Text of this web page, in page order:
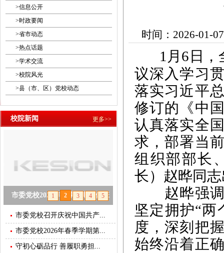
时间：2026-01-07
1月6日
议深入学习
落实习近平
修订的《中
认真落实全
求，部署当
组织部部长
长）赵晔同
赵晔强调
坚定拥护“两
度，深刻把
始终沿着正
>信息公开
>时政要闻
>省市动态
>热点话题
>学术交流
>校院风光
>县（市、区）党校动态
校院新闻 更多>>
市委党校2026年春季学期主体班
开班
null
1 2 3 4 5
市委党校召开庆祝中国共产...
市委党校2026年春季学期第...
守初心砺品行 善履职勇担...